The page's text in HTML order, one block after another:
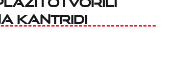
Kantridi